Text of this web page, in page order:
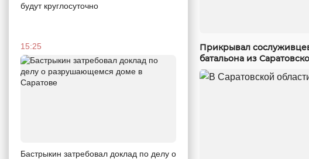
будут круглосуточно
15:25
Бастрыкин затребовал доклад по делу о
Прикрывал
батальона из